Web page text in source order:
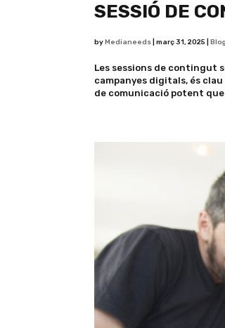
SESSIÓ DE
by Medianeeds |març 31, 2025
Les sessions de contingut
campanyes digitals, és
de comunicació potent que